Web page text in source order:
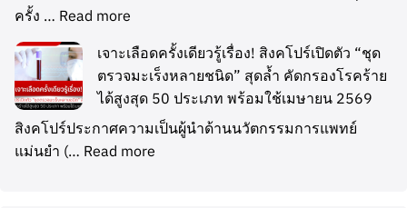
ครั้ง … Read more
เจาะเลือดครั้งเดียวรู้เรื่อง! สิงคโปร์เปิดตัว “ชุด
ตรวจมะเร็งหลายชนิด” สุดล้ำ คัดกรองโรคร้าย
ได้สูงสุด 50 ประเภท พร้อมใช้เมษายน 2569
สิงคโปร์ประกาศความเป็นผู้นำด้านนวัตกรรมการแพทย์
แม่นยำ (… Read more